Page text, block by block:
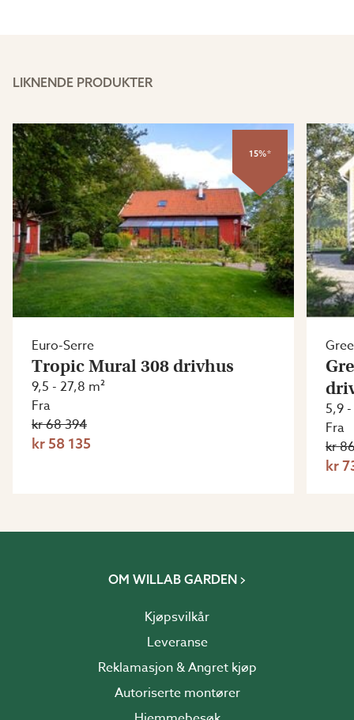
LIKNENDE PRODUKTER
15%*
Euro-Serre
Tropic Mural 308 drivhus
9,5 - 27,8 m²
Fra
kr 68 394
kr 58 135
5,9
Fra
kr
kr
OM WILLAB GARDEN
Kjøpsvilkår
Leveranse
Reklamasjon & Angret kjøp
Autoriserte montører